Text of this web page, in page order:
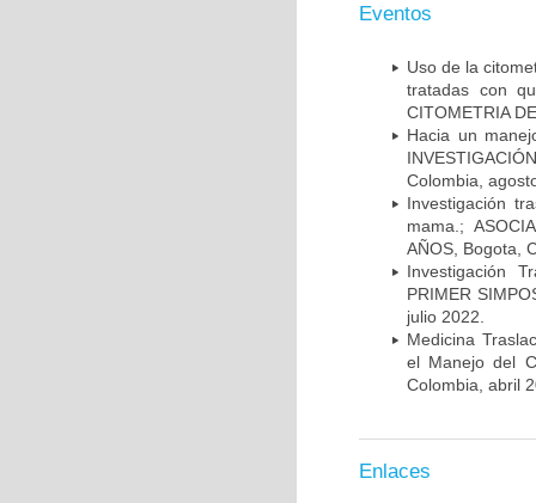
Eventos
Uso de la
tratadas con
CITOMETRIA
Hacia un
Colombia,
Investigación
mama.;
AÑOS, Bogota,
Investigación
PRIMER
julio 2022.
Medicina
el Manejo del
Colombia, abril
Enlaces